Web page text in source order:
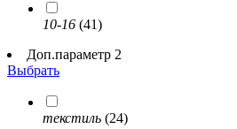
10-16 (41)
Доп.параметр 2
Выбрать
текстиль (24)